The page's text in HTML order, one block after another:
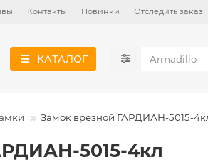
Контакты Новинки Отследить заказ
КАТАЛОГ
Замок врезной ГАРДИАН-5015-
5015-4кл